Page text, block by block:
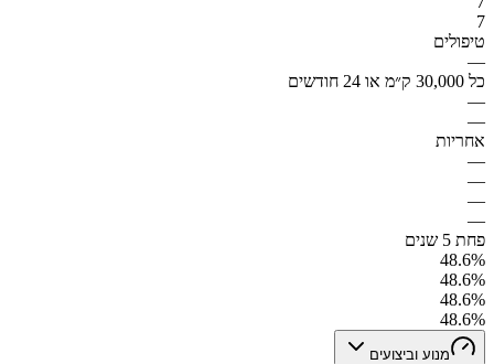
7
טיפולים
—
כל 30,000 ק״מ או 24 חודשים
—
—
אחריות
—
—
—
—
פחת 5 שנים
48.6%
48.6%
48.6%
48.6%
מנוע וביצועים